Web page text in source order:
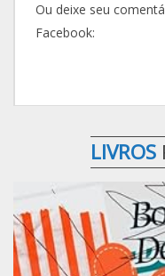
Ou deixe seu
Facebook:
LIVROS